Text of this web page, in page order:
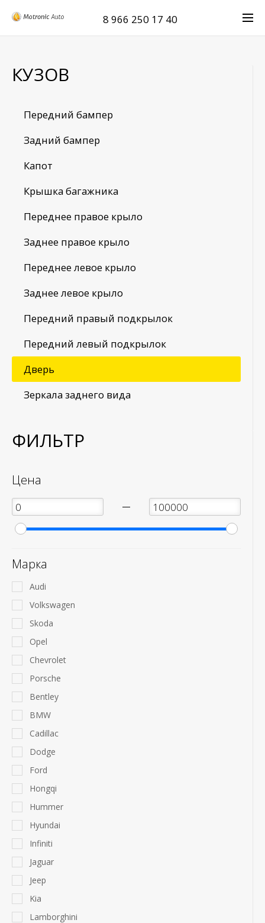
8 966 250 17 40
КУЗОВ
Передний бампер
Задний бампер
Капот
Крышка багажника
Переднее правое крыло
Заднее правое крыло
Переднее левое крыло
Заднее левое крыло
Передний правый подкрылок
Передний левый подкрылок
Дверь
Зеркала заднего вида
ФИЛЬТР
Цена
—
Марка
Audi
Volkswagen
Skoda
Opel
Chevrolet
Porsche
Bentley
BMW
Cadillac
Dodge
Ford
Hongqi
Hummer
Hyundai
Infiniti
Jaguar
Jeep
Kia
Lamborghini